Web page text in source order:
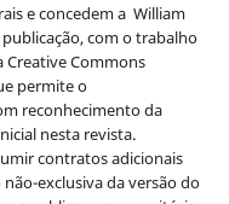
e concedem a William
com o trabalho
Creative Commons
permite o
reconhecimento da
nesta revista.
contratos adicionais
exclusiva da versão do